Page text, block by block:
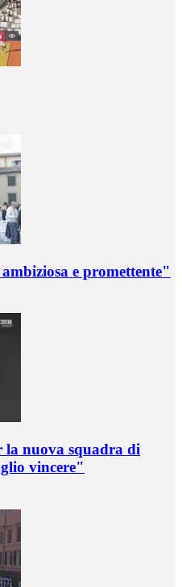
e promettente"
la nuova squadra di
vincere"